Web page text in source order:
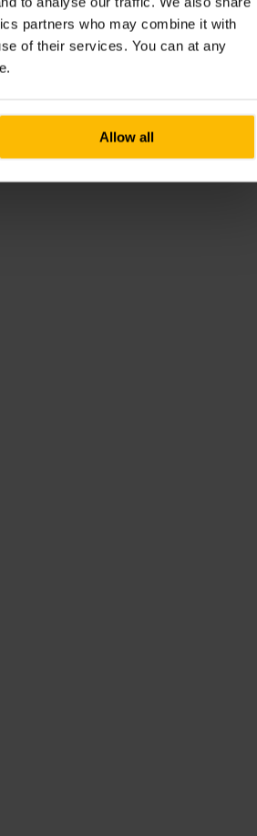
partners who may combine it with
of their services. You can at any
Allow all